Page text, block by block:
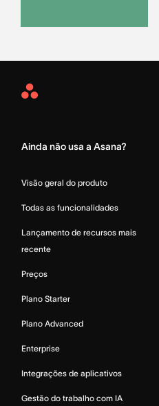
Asana
Ainda não usa a Asana?
Visão geral do produto
Todas as funcionalidades
Lançamento de recursos mais
recente
Preços
Plano Starter
Plano Advanced
Enterprise
Integrações de aplicativos
Gestão do trabalho com IA